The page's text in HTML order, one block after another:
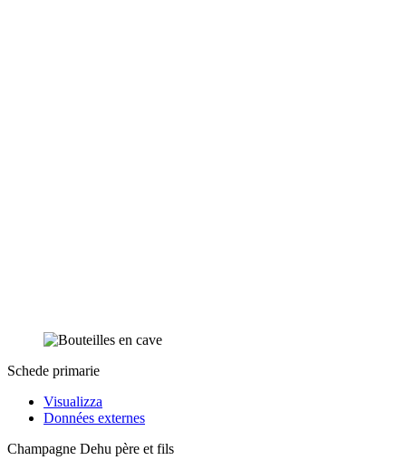
Schede primarie
Visualizza
Données externes
Champagne Dehu père et fils